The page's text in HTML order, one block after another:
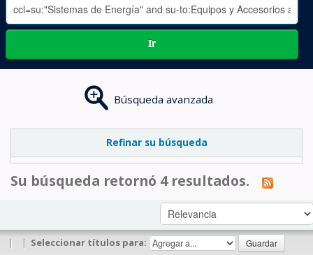
Ir
Búsqueda avanzada
Refinar su búsqueda
Su búsqueda retornó 4 resultados.
| | Seleccionar títulos para: